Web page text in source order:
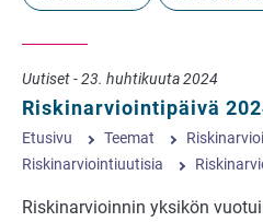
Uutiset - 23. huhtikuuta 2024
Riskinarviointipäivä
Etusivu Teemat
Riskinarviointiuutisia
Riskinarvioinnin yksikön